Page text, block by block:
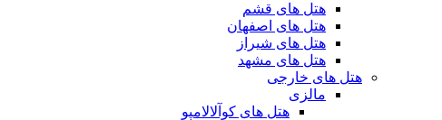
هتل های قشم
هتل های اصفهان
هتل های شیراز
هتل های مشهد
هتل های خارجی
مالزی
هتل های کوآلالامپو